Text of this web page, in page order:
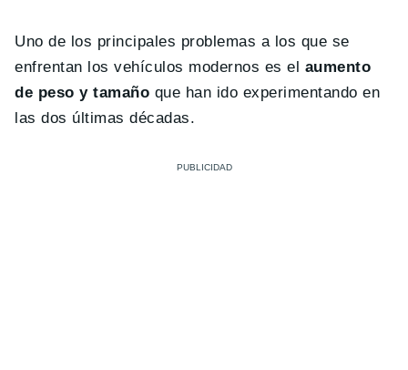
Uno de los principales problemas a los que se
enfrentan los vehículos modernos es el aumento
de peso y tamaño que han ido experimentando en
las dos últimas décadas.